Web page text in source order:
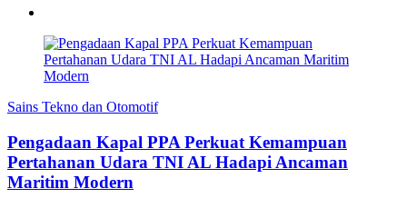
Sains Tekno dan Otomotif
Pengadaan Kapal PPA Perkuat Kemampuan
Pertahanan Udara TNI AL Hadapi Ancaman
Maritim Modern